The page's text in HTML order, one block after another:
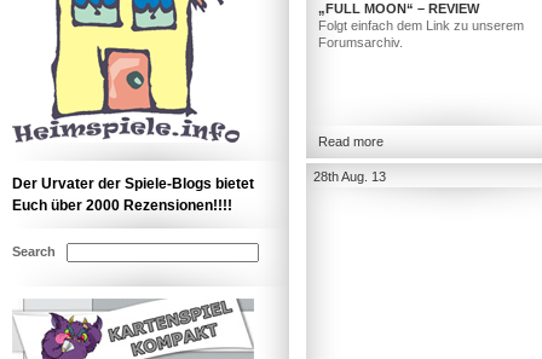
„FULL MOON“ – REVIEW
Folgt einfach dem Link zu unserem
Forumsarchiv.
Read more
28th Aug. 13
Der Urvater der Spiele-Blogs bietet
Euch über 2000 Rezensionen!!!!
Search